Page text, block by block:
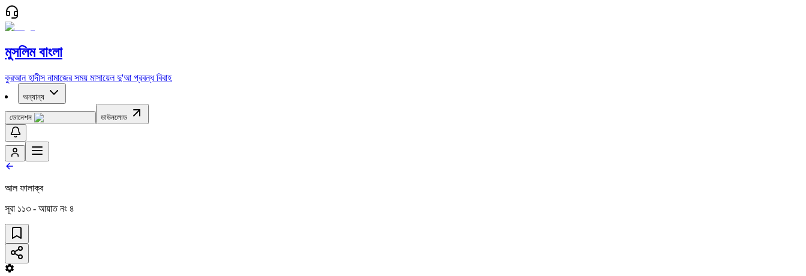
মুসলিম বাংলা
কুরআন হাদীস নামাজের সময় মাসায়েল দু'আ প্রবন্ধ বিবাহ
অন্যান্য
ডোনেশন ডাউনলোড
আল ফালাক্ব
সূরা ১১৩ - আয়াত নং ৪